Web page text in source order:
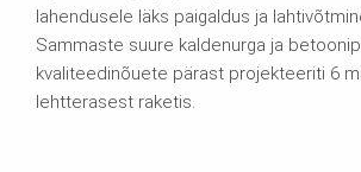
lahendusele läks paigaldus ja
Sammaste suure kaldenurga ja
kvaliteedinõuete pärast projekteeriti 6
lehtterasest raketis.